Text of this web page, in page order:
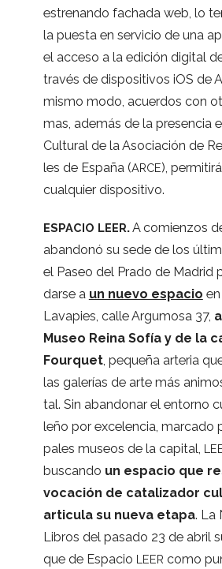
estre­nando fachada web, lo
la puesta en ser­vi­cio de una
el acceso a la edi­ción digi­tal
tra­vés de dis­po­si­ti­vos iOS de
mismo modo, acuer­dos con
mas, ade­más de la pre­sen­cia
Cul­tu­ral de la Aso­cia­ción de
les de España (ARCE),
cual­quier dispositivo.
ESPACIO LEER.A comien­zos
aban­donó su sede de los
el Paseo del Prado de Madrid
darse a un nuevo espa­cio
Lava­pies, calle Argu­mosa 37,
Museo Reina Sofía y de la
Four­quet, pequeña arte­ria
las gale­rías de arte más
tal. Sin aban­do­nar el entorno
leño por exce­len­cia, mar­cado
pa­les museos de la capi­tal,
bus­cando un espa­cio que
voca­ción de cata­li­za­dor
arti­cula su nueva etapa. La
Libros del pasado 23 de abril
que de Espa­cio LEER como